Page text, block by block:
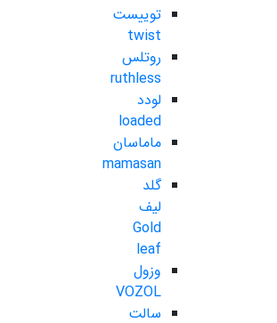
توییست
twist
روتلس
ruthless
لودد
loaded
ماماسان
mamasan
گلد
لیف
Gold
leaf
وزول
VOZOL
سالت